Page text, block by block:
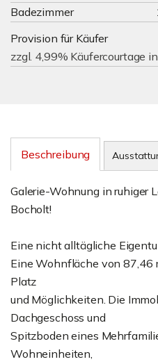
Badezimmer
Provision für Käufer
zzgl. 4,99% Käufercourtage
Beschreibung
Galerie-Wohnung in ruhiger
Bocholt!
Eine nicht alltägliche
Eine Wohnfläche von 87,46
Platz
und Möglichkeiten. Die
Dachgeschoss und
Spitzboden eines
Wohneinheiten,